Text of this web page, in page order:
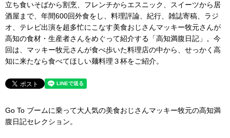
立ち食いそばから割烹、フレンチからエスニック、スイーツから居
酒屋まで、年間600回外食をし、料理評論、紀行、雑誌寄稿、ラジ
オ、テレビ出演を超多忙にこなす美食おじさんマッキー牧元さんが
高知の食材・生産者さんをめぐって紹介する「高知満腹日記」。今
回は、マッキー牧元さんが食べ歩いた料理店の中から、せっかく高
知に来たなら食べてほしい麺料理３杯をご紹介。
Go To ブームに乗って大人気の美食おじさんマッキー牧元の高知満
腹日記セレクション。